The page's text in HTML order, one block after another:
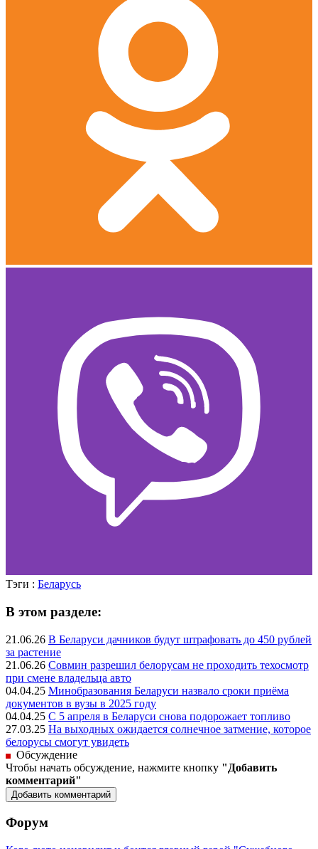
Тэги : Беларусь
В этом разделе:
21.06.26 В Беларуси дачников будут штрафовать до 450 рублей
за растение
21.06.26 Совмин разрешил белорусам не проходить техосмотр
при смене владельца авто
04.04.25 Минобразования Беларуси назвало сроки приёма
документов в вузы в 2025 году
04.04.25 С 5 апреля в Беларуси снова подорожает топливо
27.03.25 На выходных ожидается солнечное затмение, которое
белорусы смогут увидеть
Обсуждение
Чтобы начать обсуждение, нажмите кнопку "Добавить
комментарий"
Форум